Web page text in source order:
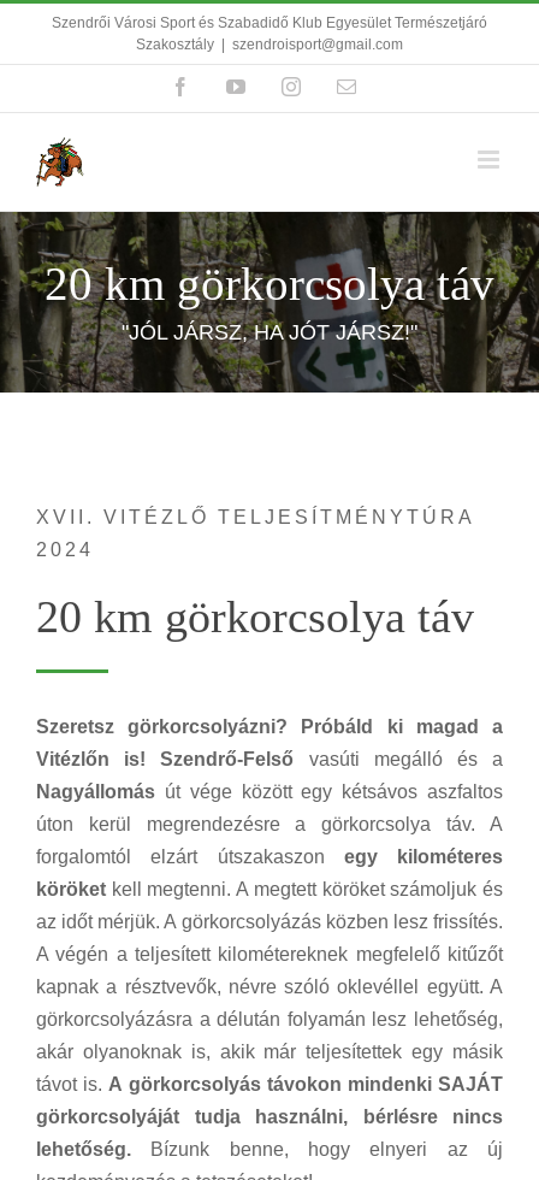
KihagyásSzendrői Városi Sport és Szabadidő Klub Egyesület Természetjáró
Szakosztály
szendroisport@gmail.com
FacebookYouTubeInstagramEmail:
20 km görkorcsolya táv
"JÓL JÁRSZ, HA JÓT JÁRSZ!"
XVII. VITÉZLŐ TELJESÍTMÉNYTÚRA
2024
20 km görkorcsolya táv
Szeretsz görkorcsolyázni? Próbáld ki magad a
Vitézlőn is!
Szendrő-Felső vasúti megálló és a
Nagyállomás út vége között egy kétsávos aszfaltos
úton kerül megrendezésre a görkorcsolya táv. A
forgalomtól elzárt útszakaszon egy kilométeres
köröket kell megtenni. A megtett köröket számoljuk és
az időt mérjük. A görkorcsolyázás közben lesz frissítés.
A végén a teljesített kilométereknek megfelelő kitűzőt
kapnak a résztvevők, névre szóló oklevéllel együtt. A
görkorcsolyázásra a délután folyamán lesz lehetőség,
akár olyanoknak is, akik már teljesítettek egy másik
távot is. A görkorcsolyás távokon mindenki SAJÁT
görkorcsolyáját tudja használni, bérlésre nincs
lehetőség. Bízunk benne, hogy elnyeri az új